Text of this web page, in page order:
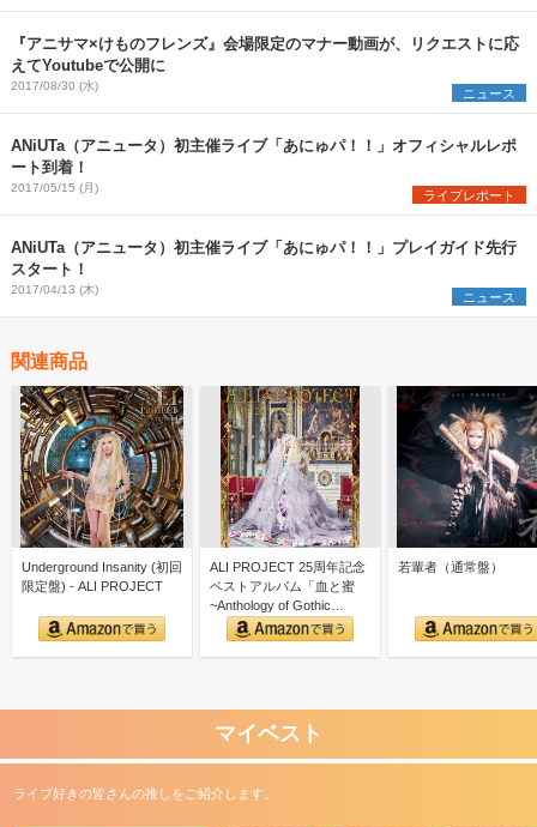
『アニサマ×けものフレンズ』会場限定のマナー動画が、リクエストに応
えてYoutubeで公開に
2017/08/30 (水) ニュース
ANiUTa（アニュータ）初主催ライブ「あにゅパ！！」オフィシャルレポ
ート到着！
2017/05/15 (月) ライブレポート
ANiUTa（アニュータ）初主催ライブ「あにゅパ！！」プレイガイド先行
スタート！
2017/04/13 (木) ニュース
関連商品
Underground Insanity (初回
限定盤) - ALI PROJECT
ALI PROJECT 25周年記念
ベストアルバム「血と蜜
~Anthology of Gothic…
若輩者（通常盤）
マイベスト
ライブ好きの皆さんの推しをご紹介します。